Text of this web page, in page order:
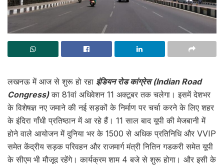
लखनऊ में आज से शुरू हो रहा इंडियन रोड कांग्रेस (Indian Road
Congress)का 81वां अधिवेशन 11 अक्टूबर तक चलेगा। इसमें देशभर
के विशेषज्ञ नए जमाने की नई सड़कों के निर्माण पर चर्चा करने के लिए शहर
के इंदिरा गाँधी प्रतिष्ठान में आ रहे हैं। 11 साल बाद यूपी की मेजबानी में
होने वाले आयोजन में दुनिया भर के 1500 से अधिक प्रतिनिधि और VVIP
समेत केंद्रीय सड़क परिवहन और राजमार्ग मंत्री नितिन गडकरी समेत यूपी
के सीएम भी मौजूद रहेंगे। कार्यक्रम शाम 4 बजे से शुरू होगा। और इसी के